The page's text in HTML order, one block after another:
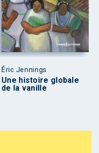
Éric Jennings
Une histoire globale
de la vanille